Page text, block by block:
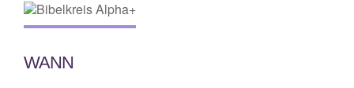
WANN